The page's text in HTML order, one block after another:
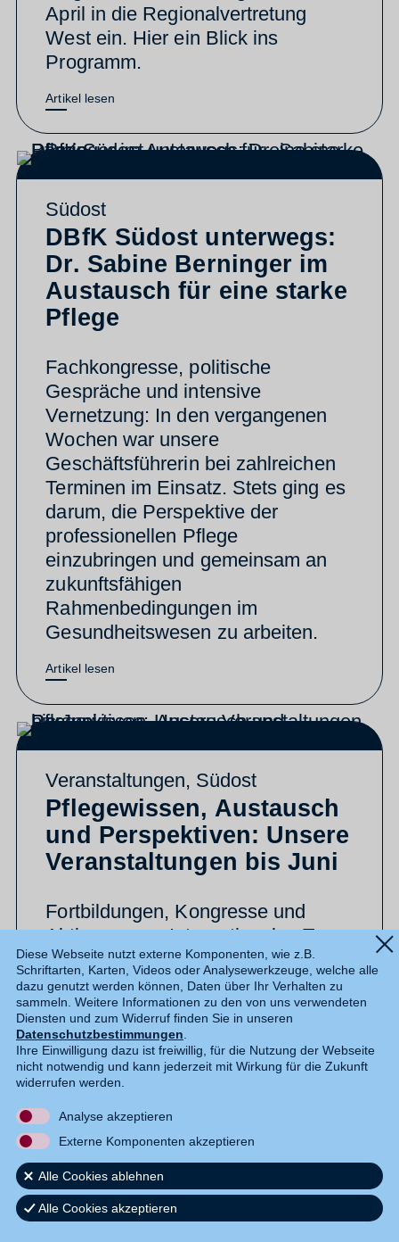
April in die Regionalvertretung
West ein. Hier ein Blick ins
Programm.
Artikel lesen
Südost
DBfK Südost unterwegs:
Dr. Sabine Berninger im
Austausch für eine starke
Pflege
Fachkongresse, politische
Gespräche und intensive
Vernetzung: In den vergangenen
Wochen war unsere
Geschäftsführerin bei zahlreichen
Terminen im Einsatz. Stets ging es
darum, die Perspektive der
professionellen Pflege
einzubringen und gemeinsam an
zukunftsfähigen
Rahmenbedingungen im
Gesundheitswesen zu arbeiten.
Artikel lesen
Veranstaltungen, Südost
Pflegewissen, Austausch
und Perspektiven: Unsere
Veranstaltungen bis Juni
Fortbildungen, Kongresse und
Aktionen zum Internationalen Tag
der Pflegenden: Bis Juni bieten wir
zahlreiche Möglichkeiten zur
fachlichen Weiterbildung und zum
Netzwerken – vor Ort in Bayern
und Sachsen oder online.
Artikel lesen
Politik, Südwest
Diese Webseite nutzt externe Komponenten, wie z.B.
Schriftarten, Karten, Videos oder Analysewerkzeuge, welche alle
dazu genutzt werden können, Daten über Ihr Verhalten zu
sammeln. Weitere Informationen zu den von uns verwendeten
Diensten und zum Widerruf finden Sie in unseren
Datenschutzbestimmungen.
Ihre Einwilligung dazu ist freiwillig, für die Nutzung der Webseite
nicht notwendig und kann jederzeit mit Wirkung für die Zukunft
widerrufen werden.
Analyse akzeptieren
Externe Komponenten akzeptieren
Alle Cookies ablehnen
Alle Cookies akzeptieren